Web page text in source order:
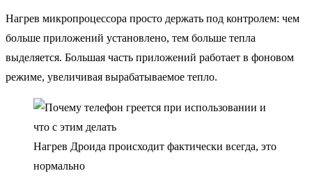
Нагрев микропроцессора просто держать под контролем: чем
больше приложений установлено, тем больше тепла
выделяется. Большая часть приложений работает в фоновом
режиме, увеличивая вырабатываемое тепло.
Нагрев Дроида происходит фактически всегда, это
нормально